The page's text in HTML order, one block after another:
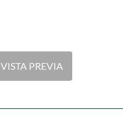
VISTA PREVIA